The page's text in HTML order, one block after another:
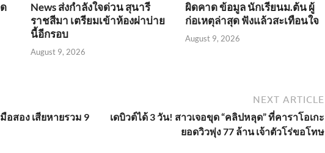
News ส่งกำลังใจด่วน สุนารี
ราชสีมา เตรียมเข้าห้องผ่าบ่าย
นี้อีกรอบ
August 9, 2026
ผิดคาด ข้อมูล นักเรียนม.ต้น ผู้
ก่อเหตุล่าสุด ฟังแล้วสะเทือนใจ
August 9, 2026
อสอง เสียหายรวม 9
NEXT ARTICLE
เดบิวต์ได้ 3 วัน! สาวเจอขุด “คลิปหลุด” ที่คาราโอเกะ
ยอดวิวพุ่ง 77 ล้าน เจ้าตัวโร่ขอโทษ